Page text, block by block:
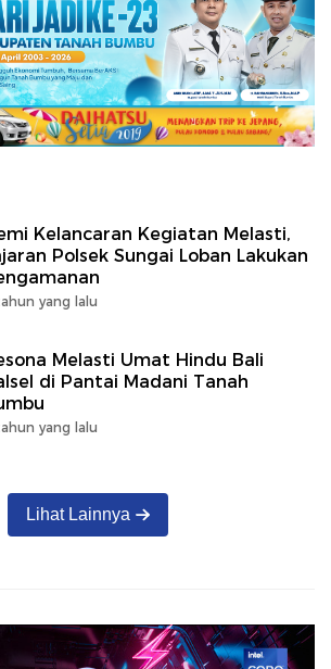
Kelancaran Kegiatan Melasti,
Polsek Sungai Loban Lakukan
yang lalu
Melasti Umat Hindu Bali
di Pantai Madani Tanah
yang lalu
Lihat Lainnya